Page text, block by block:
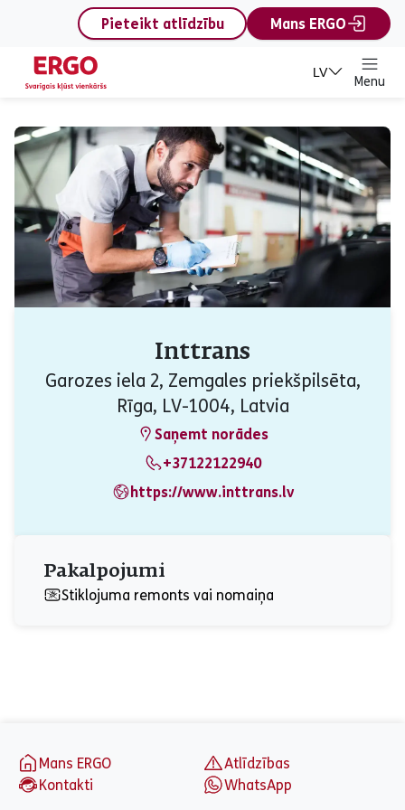
content
Pieteikt atlīdzību
Mans ERGO
LV
Menu
Inttrans
Garozes iela 2, Zemgales priekšpilsēta,
Rīga, LV-1004, Latvia
Saņemt norādes
+37122122940
https://www.inttrans.lv
Pakalpojumi
Stiklojuma remonts vai nomaiņa
Mans ERGO
Atlīdzības
Kontakti
WhatsApp